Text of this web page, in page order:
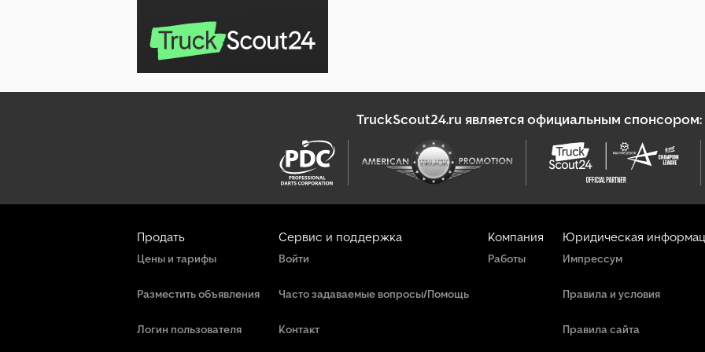
TruckScout24.ru является официальным спонсором:
Продать
Цены и тарифы
Разместить объявления
Логин пользователя
Сервис и поддержка
Войти
Часто задаваемые вопросы/Помощь
Контакт
Компания
Работы
Юридическая
Импрессум
Правила и условия
Правила сайта